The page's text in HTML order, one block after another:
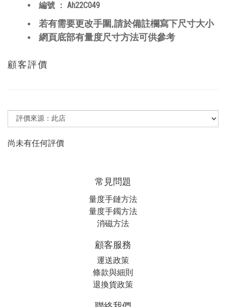
編號 ： Ah22C049
若有需要更改手圍 ,請於備註欄寫下尺寸大小
網頁底部有量度尺寸方法可供參考
顧客評價
尚未有任何評價
常見問題
量度手鏈方法
量度手鐲方法
消磁方法
顧客服務
運送政策
條款與細則
退換貨政策